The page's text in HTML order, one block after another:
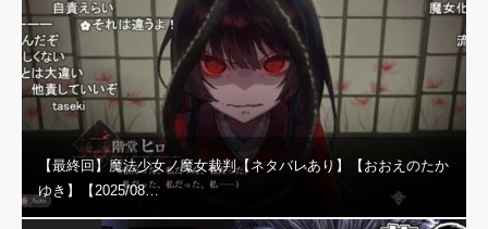
【最終回】魔法少女ノ魔女裁判【ネタバレあり】【おおえのたか
ゆき】【2025/08…